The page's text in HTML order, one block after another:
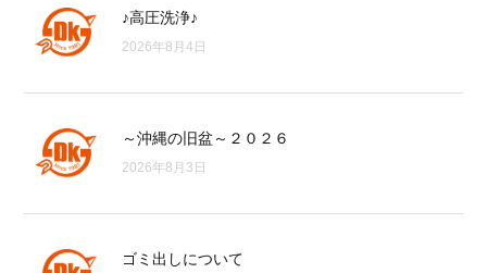
♪高圧洗浄♪
2026年8月4日
～沖縄の旧盆～２０２６
2026年8月3日
ゴミ出しについて